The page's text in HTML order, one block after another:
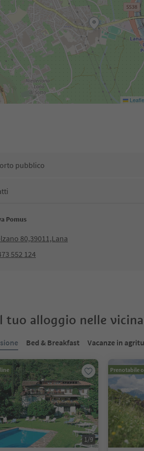
pubblico
Pomus
80,39011,Lana
552 124
tuo alloggio nelle
Bed & Breakfast Vacanze in
1/9
Prenotabile